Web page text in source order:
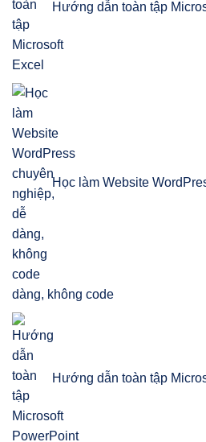
Hướng dẫn toàn tập
Học làm Website
dàng, không code
Hướng dẫn toàn tập